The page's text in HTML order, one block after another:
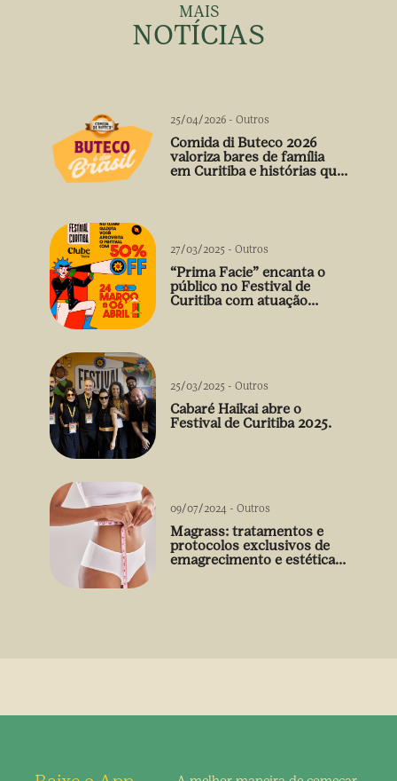
MAIS
NOTÍCIAS
25/04/2026 - Outros
Comida di Buteco 2026
valoriza bares de família
em Curitiba e histórias que
27/03/2025 - Outros
“Prima Facie” encanta o
público no Festival de
Curitiba com atuação
25/03/2025 - Outros
Cabaré Haikai abre o
Festival de Curitiba 2025.
09/07/2024 - Outros
Magrass: tratamentos e
protocolos exclusivos de
emagrecimento e estética